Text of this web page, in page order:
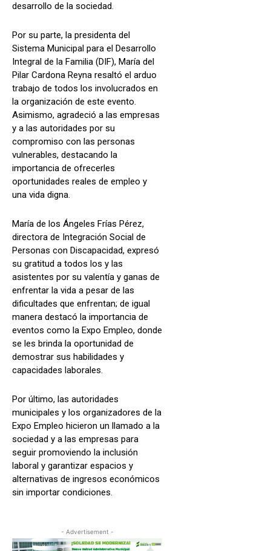
desarrollo de la sociedad.
Por su parte, la presidenta del
Sistema Municipal para el Desarrollo
Integral de la Familia (DIF), María del
Pilar Cardona Reyna resaltó el arduo
trabajo de todos los involucrados en
la organización de este evento.
Asimismo, agradeció a las empresas
y a las autoridades por su
compromiso con las personas
vulnerables, destacando la
importancia de ofrecerles
oportunidades reales de empleo y
una vida digna.
María de los Ángeles Frías Pérez,
directora de Integración Social de
Personas con Discapacidad, expresó
su gratitud a todos los y las
asistentes por su valentía y ganas de
enfrentar la vida a pesar de las
dificultades que enfrentan; de igual
manera destacó la importancia de
eventos como la Expo Empleo, donde
se les brinda la oportunidad de
demostrar sus habilidades y
capacidades laborales.
Por último, las autoridades
municipales y los organizadores de la
Expo Empleo hicieron un llamado a la
sociedad y a las empresas para
seguir promoviendo la inclusión
laboral y garantizar espacios y
alternativas de ingresos económicos
sin importar condiciones.
- Advertisement -